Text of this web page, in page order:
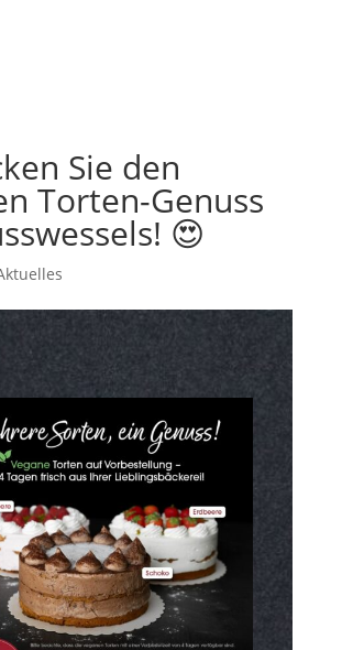
Sie den
Torten-Genuss
😍